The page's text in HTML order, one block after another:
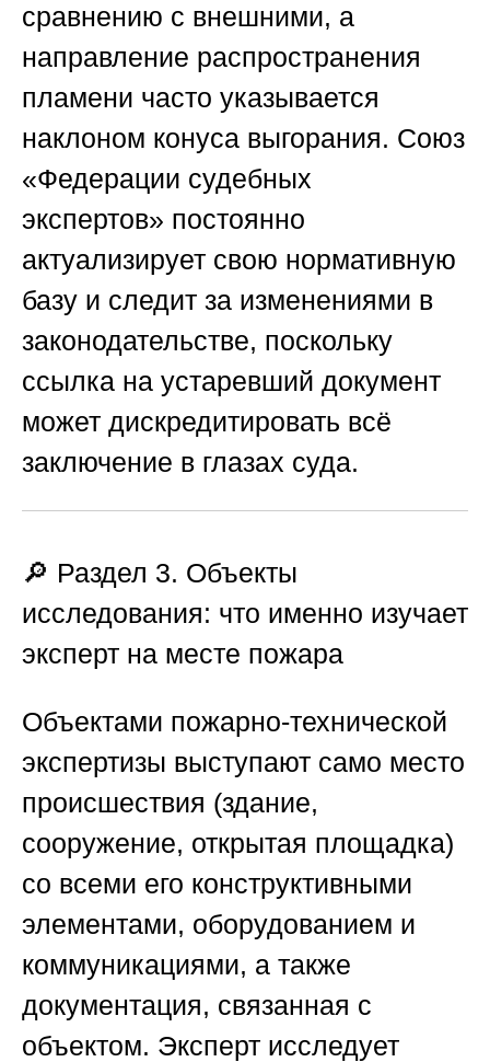
сравнению с внешними, а
направление распространения
пламени часто указывается
наклоном конуса выгорания. Союз
«Федерации судебных
экспертов» постоянно
актуализирует свою нормативную
базу и следит за изменениями в
законодательстве, поскольку
ссылка на устаревший документ
может дискредитировать всё
заключение в глазах суда.
🔎 Раздел 3. Объекты
исследования: что именно изучает
эксперт на месте пожара
Объектами пожарно-технической
экспертизы выступают само место
происшествия (здание,
сооружение, открытая площадка)
со всеми его конструктивными
элементами, оборудованием и
коммуникациями, а также
документация, связанная с
объектом. Эксперт исследует